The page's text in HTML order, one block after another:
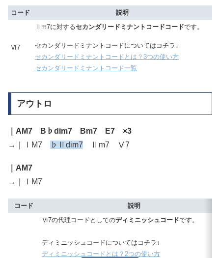
コード 説明
Ⅵ7
Ⅱm7に対するセカンダリードミナントコードコードです。
セカンダリードミナントコードについてはコチラ↓
セカンダリードミナントコードとは？3つの使い方
セカンダリードミナントコード一覧
アウトロ
｜AM7 B♭dim7 Bm7 E7 ×3
→｜ⅠM7
♭Ⅱdim7 Ⅱm7 Ⅴ7
｜AM7
→｜ⅠM7
コード 説明
Ⅵ7の代理コードとしてのディミニッシュコードです。
ディミニッシュコードについてはコチラ↓
ディミニッシュコードとは？2つの使い方